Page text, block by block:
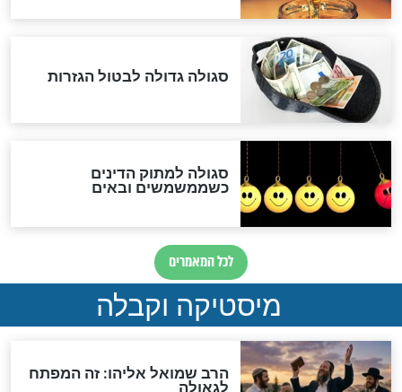
האם אפשר לחשב את הקץ?
מה יהיה בימות המשיח?
"לפני הגאולה תהיה אפיקורסות
והכחשה גדולה מאוד של
האמונה"